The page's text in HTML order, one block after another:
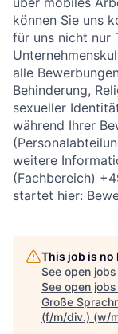
können Sie uns
für uns nicht nur
alle
Behinderung,
sexueller
während Ihrer
weitere
(Fachbereich)
startet hier:
This job is
See open
See open
Große
(f/m/div.) (w/